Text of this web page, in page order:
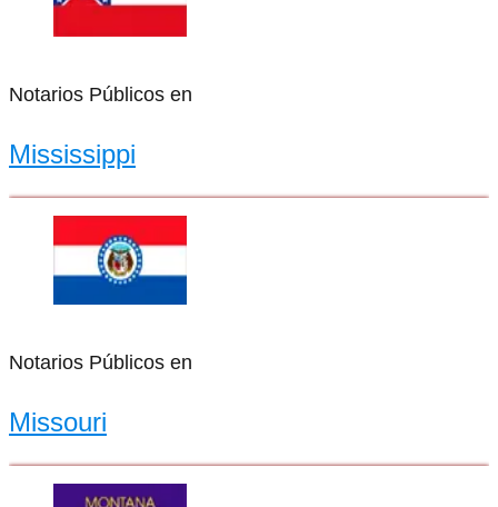
Notarios Públicos en
Mississippi
Notarios Públicos en
Missouri